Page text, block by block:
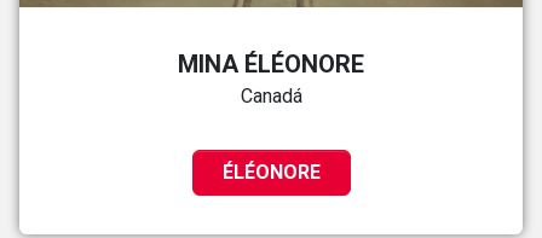
MINA ÉLÉONORE
Canadá
ÉLÉONORE